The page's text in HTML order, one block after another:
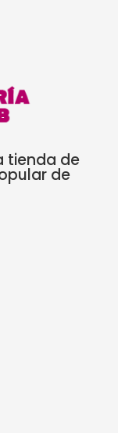
tienda de
de